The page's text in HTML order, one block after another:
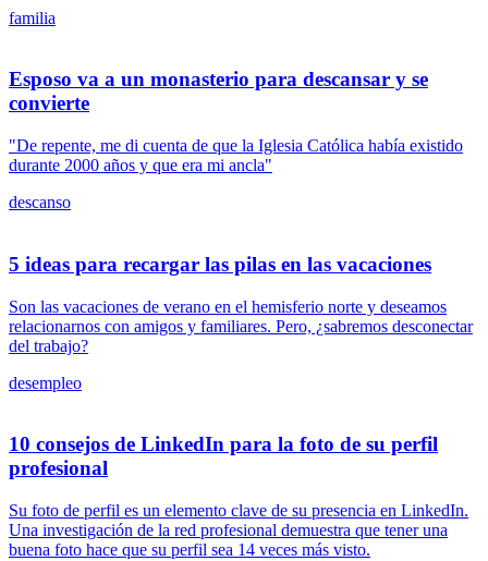
familia
Esposo va a un monasterio para descansar y se
convierte
"De repente, me di cuenta de que la Iglesia Católica había existido
durante 2000 años y que era mi ancla"
descanso
5 ideas para recargar las pilas en las vacaciones
Son las vacaciones de verano en el hemisferio norte y deseamos
relacionarnos con amigos y familiares. Pero, ¿sabremos desconectar
del trabajo?
desempleo
10 consejos de LinkedIn para la foto de su perfil
profesional
Su foto de perfil es un elemento clave de su presencia en LinkedIn.
Una investigación de la red profesional demuestra que tener una
buena foto hace que su perfil sea 14 veces más visto.